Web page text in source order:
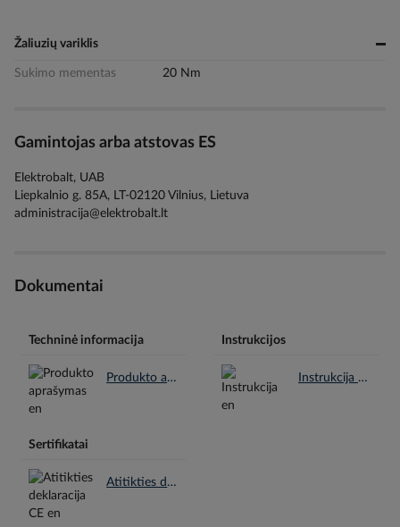
Žaliuzių variklis
Sukimo mementas 20 Nm
Gamintojas arba atstovas ES
Elektrobalt, UAB
Liepkalnio g. 85A, LT-02120 Vilnius, Lietuva
administracija@elektrobalt.lt
Dokumentai
Techninė informacija
Produkto aprašymas en.pdf
Instrukcijos
Instrukcija en.pdf
Sertifikatai
Atitikties deklaracija CE en.pdf